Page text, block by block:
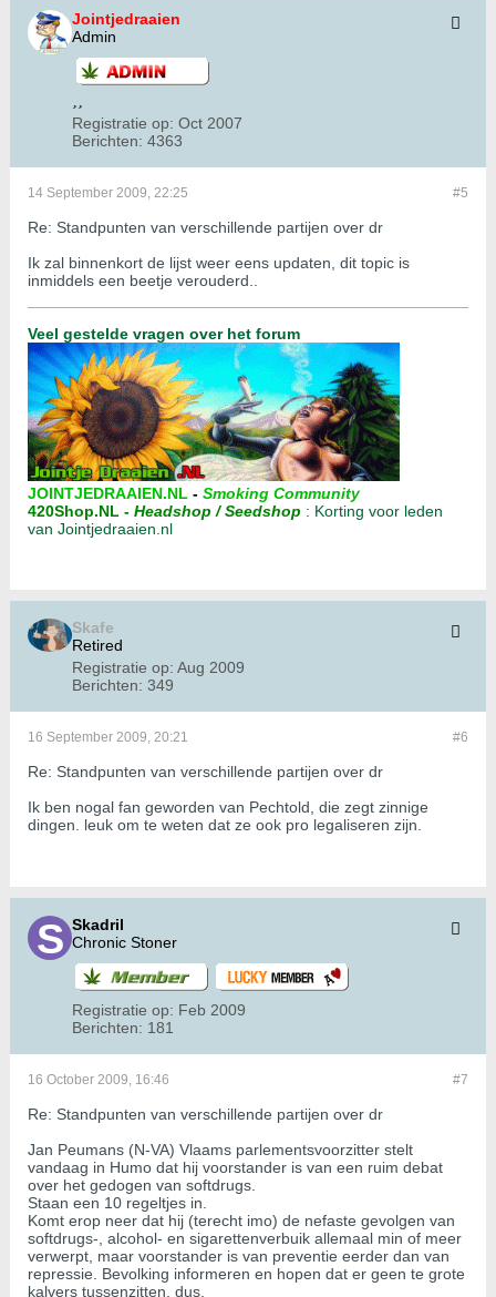
Jointjedraaien
Admin
Registratie op: Oct 2007
Berichten: 4363
#5
14 September 2009, 22:25
Re: Standpunten van verschillende partijen over dr
Ik zal binnenkort de lijst weer eens updaten, dit topic is
inmiddels een beetje verouderd..
Veel gestelde vragen over het forum
JOINTJEDRAAIEN.NL - Smoking Community
420Shop.NL - Headshop / Seedshop : Korting voor leden
van Jointjedraaien.nl
Skafe
Retired
Registratie op: Aug 2009
Berichten: 349
#6
16 September 2009, 20:21
Re: Standpunten van verschillende partijen over dr
Ik ben nogal fan geworden van Pechtold, die zegt zinnige
dingen. leuk om te weten dat ze ook pro legaliseren zijn.
Skadril
Chronic Stoner
Registratie op: Feb 2009
Berichten: 181
#7
16 October 2009, 16:46
Re: Standpunten van verschillende partijen over dr
Jan Peumans (N-VA) Vlaams parlementsvoorzitter stelt
vandaag in Humo dat hij voorstander is van een ruim debat
over het gedogen van softdrugs.
Staan een 10 regeltjes in.
Komt erop neer dat hij (terecht imo) de nefaste gevolgen van
softdrugs-, alcohol- en sigarettenverbuik allemaal min of meer
verwerpt, maar voorstander is van preventie eerder dan van
repressie. Bevolking informeren en hopen dat er geen te grote
kalvers tussenzitten, dus.